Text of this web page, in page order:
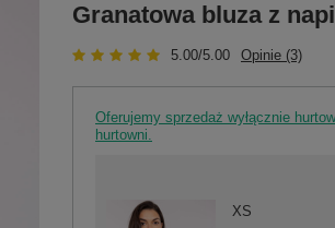
Granatowa bluza z
5.00/5.00 Opinie (3)
Oferujemy sprzedaż wyłącznie
hurtowni.
XS